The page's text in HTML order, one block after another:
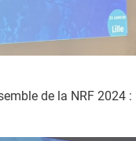
de la NRF 2024 :